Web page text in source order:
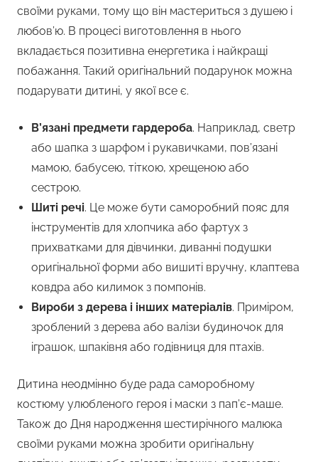
своїми руками, тому що він мастериться з душею і
любов’ю. В процесі виготовлення в нього
вкладається позитивна енергетика і найкращі
побажання. Такий оригінальний подарунок можна
подарувати дитині, у якої все є.
В’язані предмети гардероба. Наприклад, светр
або шапка з шарфом і рукавичками, пов’язані
мамою, бабусею, тіткою, хрещеною або
сестрою.
Шиті речі. Це може бути саморобний пояс для
інструментів для хлопчика або фартух з
прихватками для дівчинки, диванні подушки
оригінальної форми або вишиті вручну, клаптева
ковдра або килимок з помпонів.
Вироби з дерева і інших матеріалів. Приміром,
зроблений з дерева або валізи будиночок для
іграшок, шпаківня або годівниця для птахів.
Дитина неодмінно буде рада саморобному
костюму улюбленого героя і маски з пап’є-маше.
Також до Дня народження шестирічного малюка
своїми руками можна зробити оригінальну